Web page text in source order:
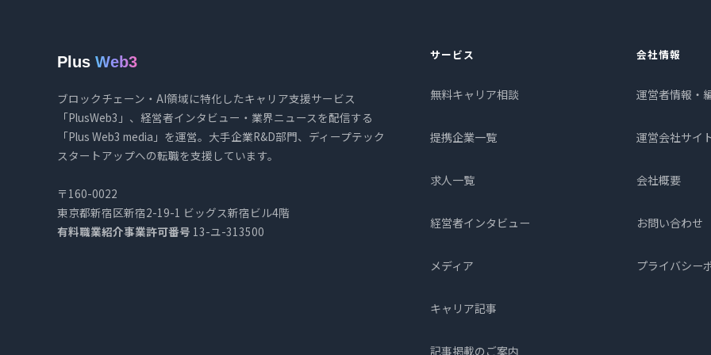
Plus Web3
ブロックチェーン・AI領域に特化したキャリア支援サービス
「PlusWeb3」、経営者インタビュー・業界ニュースを配信する
「Plus Web3 media」を運営。大手企業R&D部門、ディープテック
スタートアップへの転職を支援しています。
〒160-0022
東京都新宿区新宿2-19-1 ビッグス新宿ビル4階
有料職業紹介事業許可番号 13-ユ-313500
サービス
無料キャリア相談
提携企業一覧
求人一覧
経営者インタビュー
メディア
キャリア記事
記事掲載のご案内
会社情報
運営者情報・
運営会社サイ
会社概要
お問い合わせ
プライバシー